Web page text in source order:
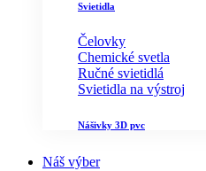
Svietidla
Čelovky
Chemické svetla
Ručné svietidlá
Svietidla na výstroj
Nášivky 3D pvc
Náš výber